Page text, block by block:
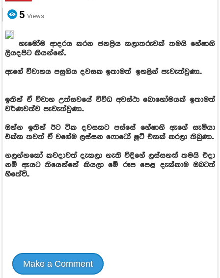
5 Views
හැමෝම ආදරය කරන ජනප්‍රිය කලාතරුවක් තමයි හේෂානි
ලියදපිට කියන්නේ..
ඇගේ විවාහය පසුගිය දවසක ඉතාමත් ඉහළින් පැවැත්වුණා..
ඉතින් ඒ විවාහ උත්සවයේ විවිධ අවස්ථා බොහෝමයක් ඉතාමත්
වර්ණවත්ව පැවැත්වුණා..
ඔන්න ඉතින් ඊට ටික දවසකට පස්සේ හේෂානි ඇගේ සැමියා
එක්ක තවත් ඒ වගේම ලස්සන ෆොටෝ ෂූට් එකක් කරලා තිබුණා..
නලන්නකෝ කවදාවත් දැකලා නැති විදිහේ ලස්සනක් තමයි එදා
නම් ඇයට තියෙන්නේ කියලා මේ රූප පෙළ දැක්කාම ඔබටත්
හිතේවි..
Make a Comment